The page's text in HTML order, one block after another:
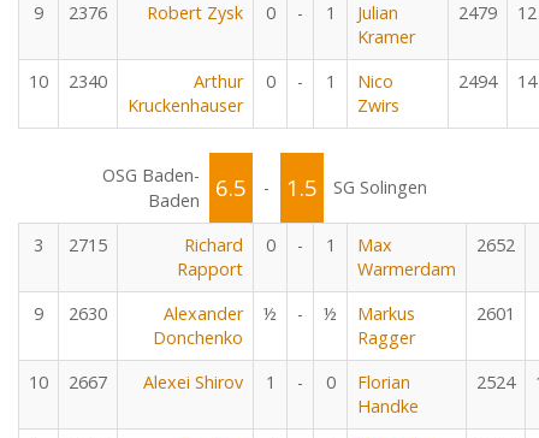
9 2376 Robert Zysk 0 - 1
Julian
Kramer
2479 12
10 2340
Arthur
Kruckenhauser
0 - 1
Nico
Zwirs
2494 14
OSG Baden-
Baden
6.5 - 1.5 SG Solingen
3 2715
Richard
Rapport
0 - 1
Max
Warmerdam
2652
9 2630
Alexander
Donchenko
½ - ½
Markus
Ragger
2601
10 2667 Alexei Shirov 1 - 0
Florian
Handke
2524